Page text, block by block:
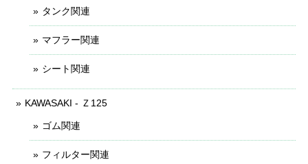
タンク関連
マフラー関連
シート関連
KAWASAKI - Ｚ125
ゴム関連
フィルター関連